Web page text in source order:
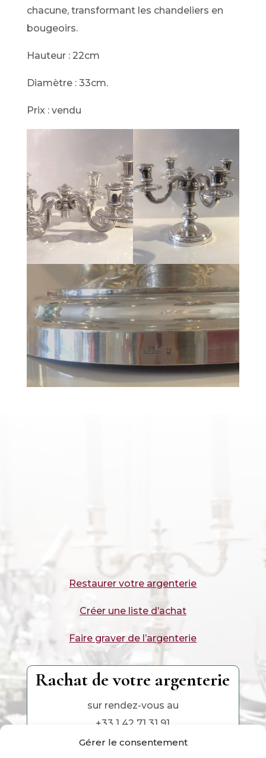
Gérer le consentement
chacune, transformant les chandeliers en
bougeoirs.
Hauteur : 22cm
Diamètre : 33cm.
Prix : vendu
Restaurer votre argenterie
Créer une liste d’achat
Faire graver de l’argenterie
Rachat de votre argenterie
sur rendez-vous au
+33 1 42 71 31 91